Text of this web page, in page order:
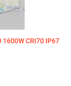
CRI70 IP67